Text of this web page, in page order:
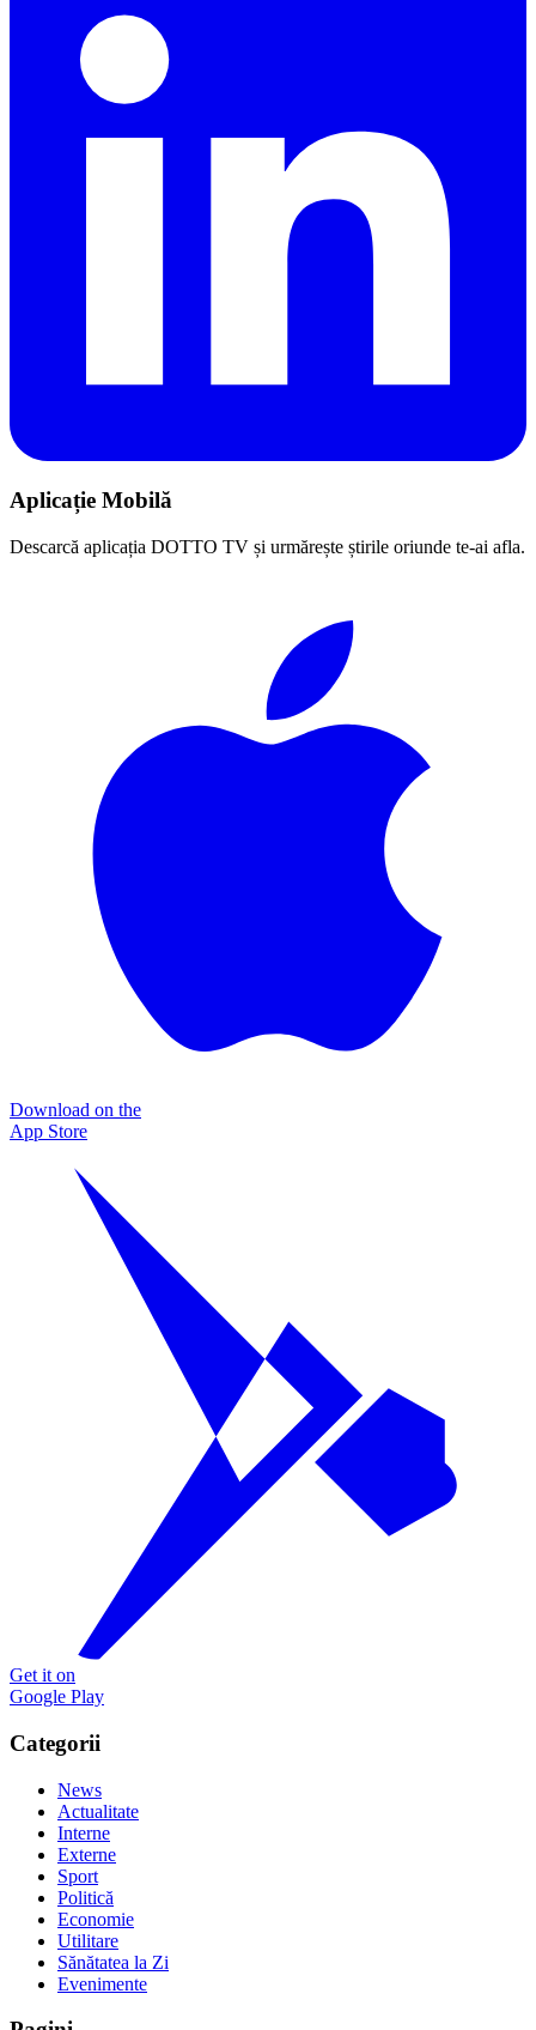
Aplicație Mobilă
Descarcă aplicația DOTTO TV și urmărește știrile oriunde te-ai afla.
Download on the
App Store
Get it on
Google Play
Categorii
News
Actualitate
Interne
Externe
Sport
Politică
Economie
Utilitare
Sănătatea la Zi
Evenimente